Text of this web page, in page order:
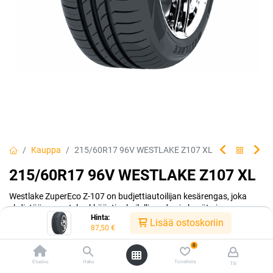
Hinta:
87,50 € Lisää ostoskoriin
Etusivu Haku
0
Toivelista Tili
Kauppa 215/60R17 96V WESTLAKE Z107 XL
215/60R17 96V WESTLAKE Z107 XL
Westlake ZuperEco Z-107 on budjettiautoilijan kesärengas, joka
yhdistää menestyksekkäästi urheilullisuuden ja hyvät ajo-
ominaisuudet.
EAN:6938112620431 Tuotekoodi:299135
87,50€